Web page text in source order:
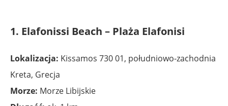
1. Elafonissi Beach – Plaża Elafonisi
Lokalizacja: Kissamos 730 01, południowo-zachodnia
Kreta, Grecja
Morze: Morze Libijskie